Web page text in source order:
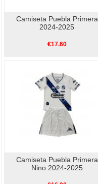
Camiseta Puebla Primera
2024-2025
€17.60
Camiseta Puebla Primera
Nino 2024-2025